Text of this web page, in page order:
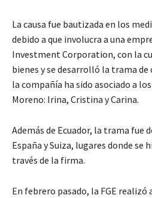
La causa fue bautizada en los
debido a que involucra a una
Investment Corporation, con la
bienes y se desarrolló la trama
la compañía ha sido asociado a
Moreno: Irina, Cristina y Carina.
Además de Ecuador, la trama fue
España y Suiza, lugares donde se
través de la firma.
En febrero pasado, la FGE